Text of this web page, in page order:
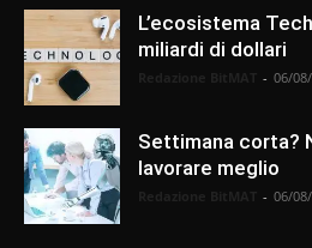
L’ecosistema
miliardi di dollari
- 06/
Settimana corta?
lavorare meglio
- 06/